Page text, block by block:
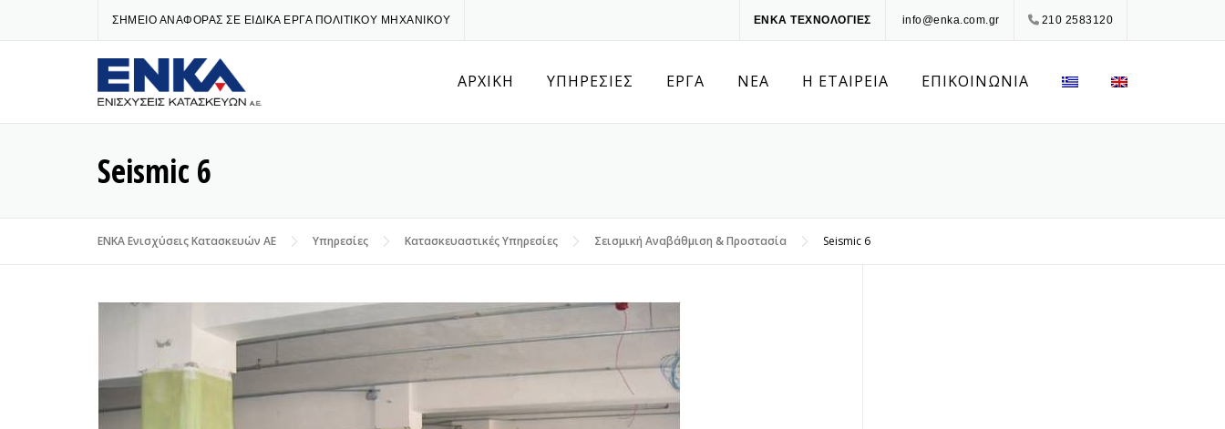
ΣΗΜΕΙΟ ΑΝΑΦΟΡΑΣ ΣΕ ΕΙΔΙΚΑ ΕΡΓΑ ΠΟΛΙΤΙΚΟΥ ΜΗΧΑΝΙΚΟΥ 210 2583120
info@enka.com.gr
ΕΝΚΑ ΤΕΧΝΟΛΟΓΙΕΣ
ΑΡΧΙΚΗ ΥΠΗΡΕΣΙΕΣ ΕΡΓΑ ΝΕΑ Η ΕΤΑΙΡΕΙΑ ΕΠΙΚΟΙΝΩΝΙΑ
Seismic 6
ENKA Ενισχύσεις Κατασκευών ΑΕ Υπηρεσίες Κατασκευαστικές Υπηρεσίες Σεισμική Αναβάθμιση & Προστασία Seismic 6